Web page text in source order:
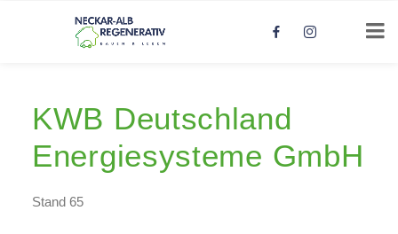
KWB Deutschland
Energiesysteme GmbH
Stand 65